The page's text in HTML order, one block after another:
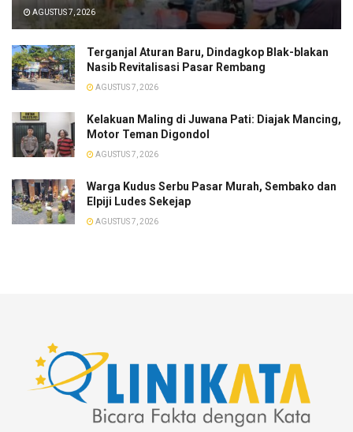
AGUSTUS 7, 2026
Terganjal Aturan Baru, Dindagkop Blak-blakan
Nasib Revitalisasi Pasar Rembang
AGUSTUS 7, 2026
Kelakuan Maling di Juwana Pati: Diajak Mancing,
Motor Teman Digondol
AGUSTUS 7, 2026
Warga Kudus Serbu Pasar Murah, Sembako dan
Elpiji Ludes Sekejap
AGUSTUS 7, 2026